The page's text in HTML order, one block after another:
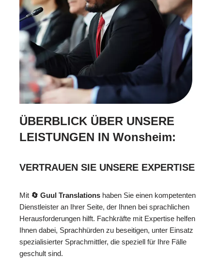
ÜBERBLICK ÜBER UNSERE
LEISTUNGEN IN Wonsheim:
VERTRAUEN SIE UNSERE EXPERTISE
Mit 🔄 Guul Translations haben Sie einen kompetenten
Dienstleister an Ihrer Seite, der Ihnen bei sprachlichen
Herausforderungen hilft. Fachkräfte mit Expertise helfen
Ihnen dabei, Sprachhürden zu beseitigen, unter Einsatz
spezialisierter Sprachmittler, die speziell für Ihre Fälle
geschult sind.